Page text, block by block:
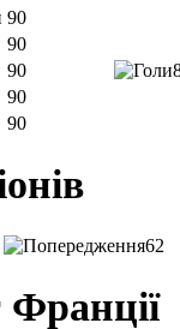
90
90
90
90
90
62
Франції